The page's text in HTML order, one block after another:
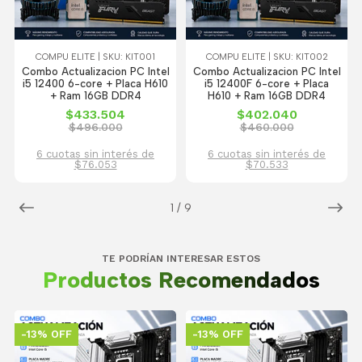
1 / 9
COMPU ELITE | SKU: KIT001
Combo Actualizacion PC Intel
i5 12400 6-core + Placa H610
+ Ram 16GB DDR4
$433.504
$496.000
6 cuotas sin interés de
$76.053
COMPU ELITE | SKU: KIT002
Combo Actualizacion PC Intel
i5 12400F 6-core + Placa
H610 + Ram 16GB DDR4
$402.040
$460.000
6 cuotas sin interés de
$70.533
TE PODRÍAN INTERESAR ESTOS
Productos Recomendados
-13% OFF -13% OFF